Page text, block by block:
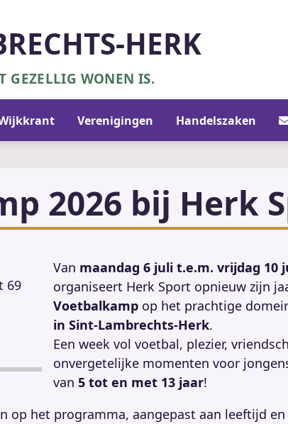
HERK
GEZELLIG WONEN IS.
Verenigingen Handelszaken
2026 bij Herk
69
Van maandag 6 juli t.e.m. vrijdag 10
organiseert Herk Sport opnieuw zijn
Voetbalkampop het prachtige
in Sint-Lambrechts-Herk.
Een week vol voetbal, plezier,
onvergetelijke momenten voor
van 5 tot en met 13 jaar!
op het programma, aangepast aan leeftijd